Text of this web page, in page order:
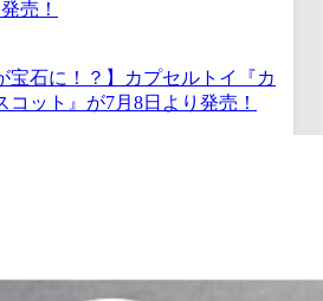
宝石に！？】カプセルトイ『カ
ット』が7月8日より発売！